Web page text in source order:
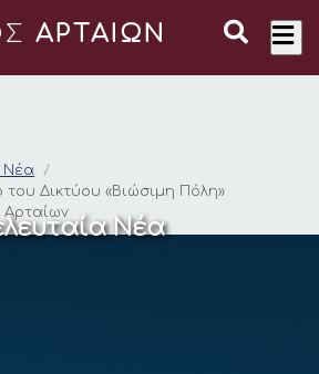
ΑΡΤΑΙΩΝ
συνέδριο
Νέα
Δικτύου «Βιώσιμη Πόλη»
Αρταίων
Νέα